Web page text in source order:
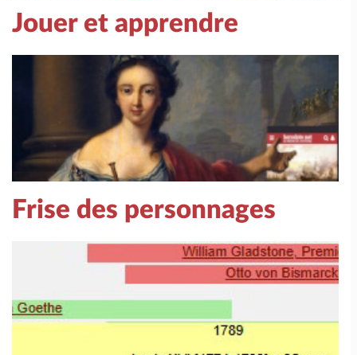
Jouer et apprendre
Frise des personnages